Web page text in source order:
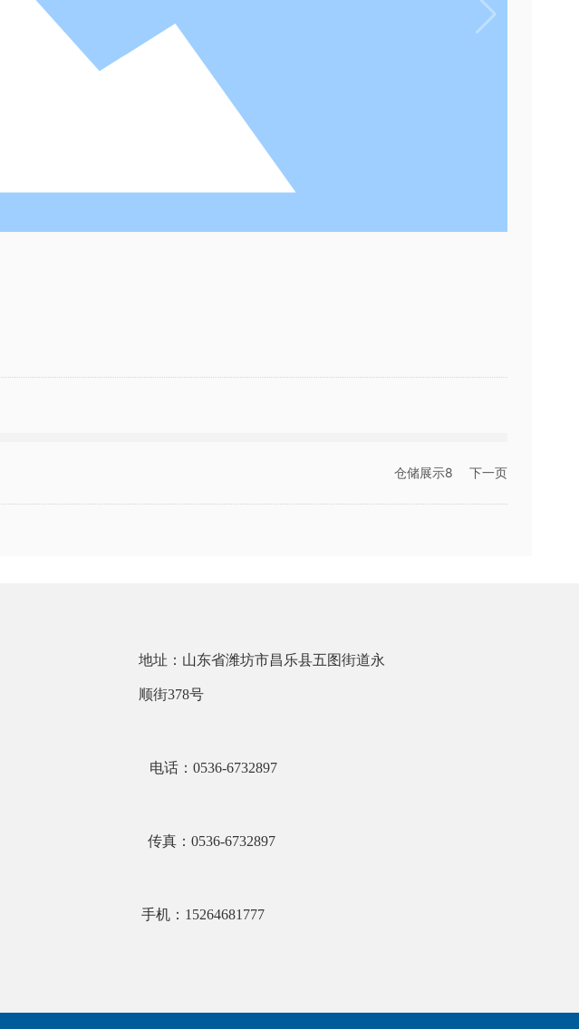
仓储展示8 下一页
地址：山东省潍坊市昌乐县五图街道永
顺街378号
电话：0536-6732897
传真：0536-6732897
手机：15264681777